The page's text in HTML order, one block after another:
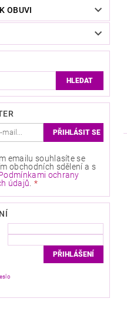
OBUVI
emailu souhlasíte se
obchodních sdělení a s
ochrany
údajů